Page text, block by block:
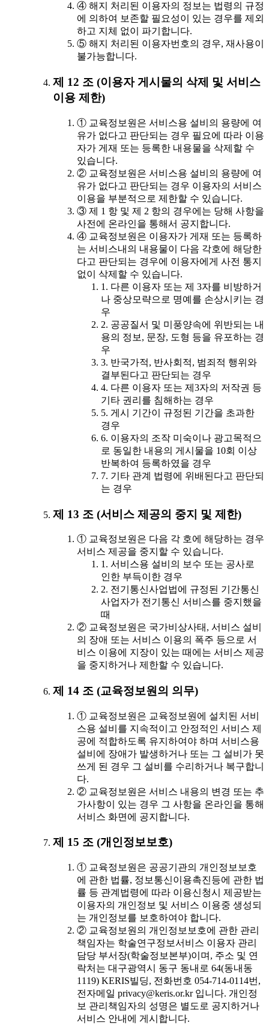
④ 해지 처리된 이용자의 정보는 법령의 규정
에 의하여 보존할 필요성이 있는 경우를 제외
하고 지체 없이 파기합니다.
⑤ 해지 처리된 이용자번호의 경우, 재사용이
불가능합니다.
제 12 조 (이용자 게시물의 삭제 및 서비스
이용 제한)
① 교육정보원은 서비스용 설비의 용량에 여
유가 없다고 판단되는 경우 필요에 따라 이용
자가 게재 또는 등록한 내용물을 삭제할 수
있습니다.
② 교육정보원은 서비스용 설비의 용량에 여
유가 없다고 판단되는 경우 이용자의 서비스
이용을 부분적으로 제한할 수 있습니다.
③ 제 1 항 및 제 2 항의 경우에는 당해 사항을
사전에 온라인을 통해서 공지합니다.
④ 교육정보원은 이용자가 게재 또는 등록하
는 서비스내의 내용물이 다음 각호에 해당한
다고 판단되는 경우에 이용자에게 사전 통지
없이 삭제할 수 있습니다.
1. 다른 이용자 또는 제 3자를 비방하거
나 중상모략으로 명예를 손상시키는 경
우
2. 공공질서 및 미풍양속에 위반되는 내
용의 정보, 문장, 도형 등을 유포하는 경
우
3. 반국가적, 반사회적, 범죄적 행위와
결부된다고 판단되는 경우
4. 다른 이용자 또는 제3자의 저작권 등
기타 권리를 침해하는 경우
5. 게시 기간이 규정된 기간을 초과한
경우
6. 이용자의 조작 미숙이나 광고목적으
로 동일한 내용의 게시물을 10회 이상
반복하여 등록하였을 경우
7. 기타 관계 법령에 위배된다고 판단되
는 경우
제 13 조 (서비스 제공의 중지 및 제한)
① 교육정보원은 다음 각 호에 해당하는 경우
서비스 제공을 중지할 수 있습니다.
1. 서비스용 설비의 보수 또는 공사로
인한 부득이한 경우
2. 전기통신사업법에 규정된 기간통신
사업자가 전기통신 서비스를 중지했을
때
② 교육정보원은 국가비상사태, 서비스 설비
의 장애 또는 서비스 이용의 폭주 등으로 서
비스 이용에 지장이 있는 때에는 서비스 제공
을 중지하거나 제한할 수 있습니다.
제 14 조 (교육정보원의 의무)
① 교육정보원은 교육정보원에 설치된 서비
스용 설비를 지속적이고 안정적인 서비스 제
공에 적합하도록 유지하여야 하며 서비스용
설비에 장애가 발생하거나 또는 그 설비가 못
쓰게 된 경우 그 설비를 수리하거나 복구합니
다.
② 교육정보원은 서비스 내용의 변경 또는 추
가사항이 있는 경우 그 사항을 온라인을 통해
서비스 화면에 공지합니다.
제 15 조 (개인정보보호)
① 교육정보원은 공공기관의 개인정보보호
에 관한 법률, 정보통신이용촉진등에 관한 법
률 등 관계법령에 따라 이용신청시 제공받는
이용자의 개인정보 및 서비스 이용중 생성되
는 개인정보를 보호하여야 합니다.
② 교육정보원의 개인정보보호에 관한 관리
책임자는 학술연구정보서비스 이용자 관리
담당 부서장(학술정보본부)이며, 주소 및 연
락처는 대구광역시 동구 동내로 64(동내동
1119) KERIS빌딩, 전화번호 054-714-0114번,
전자메일 privacy@keris.or.kr 입니다. 개인정
보 관리책임자의 성명은 별도로 공지하거나
서비스 안내에 게시합니다.